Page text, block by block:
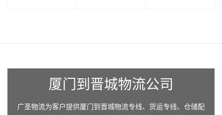
厦门到晋城物流公司
广圣物流为客户提供厦门到晋城物流专线、货运专线、仓储配